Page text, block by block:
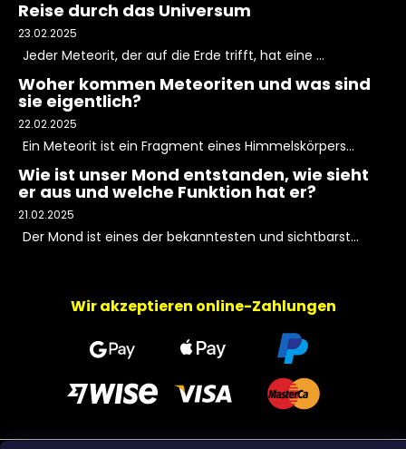
Reise durch das Universum
23.02.2025
Jeder Meteorit, der auf die Erde trifft, hat eine ...
Woher kommen Meteoriten und was sind
sie eigentlich?
22.02.2025
Ein Meteorit ist ein Fragment eines Himmelskörpers...
Wie ist unser Mond entstanden, wie sieht
er aus und welche Funktion hat er?
21.02.2025
Der Mond ist eines der bekanntesten und sichtbarst...
Wir akzeptieren online-Zahlungen